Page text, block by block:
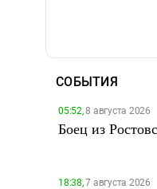
СОБЫТИЯ
05:52,8 августа 2026
Боец из
18:38,7 августа 2026